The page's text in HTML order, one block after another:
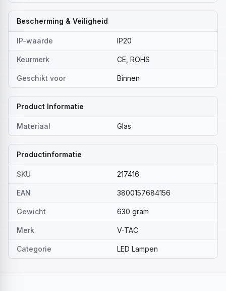
Bescherming & Veiligheid
IP-waarde IP20
Keurmerk CE, ROHS
Geschikt voor Binnen
Product Informatie
Materiaal Glas
Productinformatie
SKU 217416
EAN 3800157684156
Gewicht 630 gram
Merk V-TAC
Categorie LED Lampen